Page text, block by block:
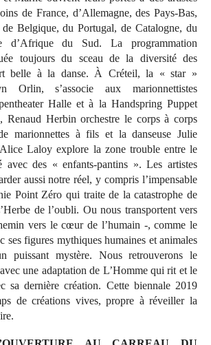
de France, d’Allemagne, des Pays-Bas,
de Belgique, du Portugal, de Catalogne, du
d’Afrique du Sud. La programmation
toujours du sceau de la diversité des
belle à la danse. À Créteil, la « star »
Orlin, s’associe aux marionnettistes
Halle et à la Handspring Puppet
Renaud Herbin orchestre le corps à corps
marionnettes à fils et la danseuse Julie
Laloy explore la zone trouble entre le
avec des « enfants-pantins ». Les artistes
aussi notre réel, y compris l’impensable
Point Zéro qui traite de la catastrophe de
de l’oubli. Ou nous transportent vers
vers le cœur de l’humain -, comme le
ses figures mythiques humaines et animales
puissant mystère. Nous retrouverons le
une adaptation de L’Homme qui rit et le
sa dernière création. Cette biennale 2019
de créations vives, propre à réveiller la